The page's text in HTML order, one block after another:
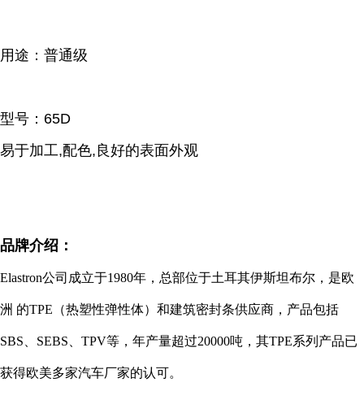
用途：普通级
型号：65D
易于加工,配色,良好的表面外观
品牌介绍：
Elastron公司 成立于1980年，总部位于土耳其伊斯坦布尔，是欧
洲 的TPE（热塑性弹性体）和建筑密封条供应商，产品包括
SBS、SEBS、TPV等，年产量超过20000吨，其TPE系列产品已
获得欧美多家汽车厂家的认可。